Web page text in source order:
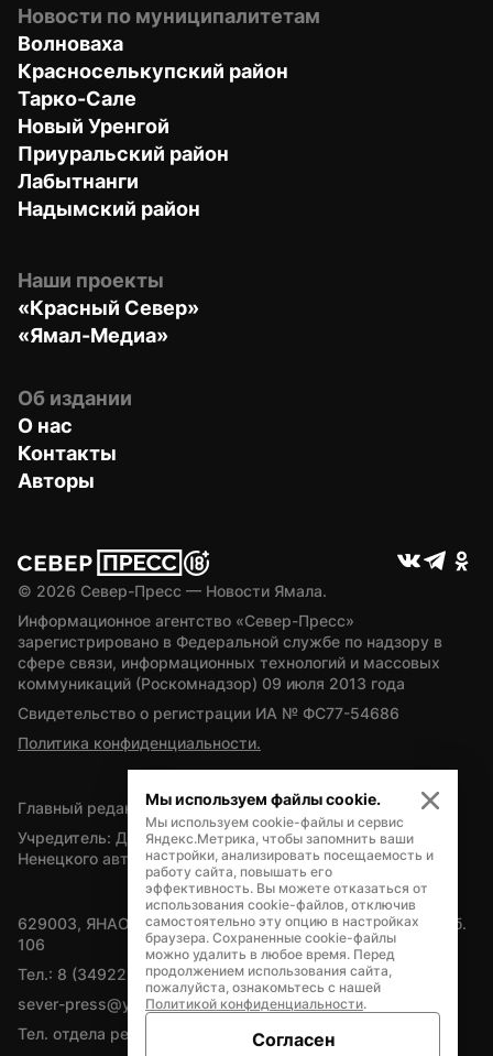
Новости по муниципалитетам
Волноваха
Красноселькупский район
Тарко-Сале
Новый Уренгой
Приуральский район
Лабытнанги
Надымский район
Наши проекты
«Красный Север»
«Ямал-Медиа»
Об издании
О нас
Контакты
Авторы
© 2026 Север-Пресс — Новости Ямала.
Информационное агентство «Север-Пресс»
зарегистрировано в Федеральной службе по надзору в
сфере связи, информационных технологий и массовых
коммуникаций (Роскомнадзор) 09 июля 2013 года
Свидетельство о регистрации ИА № ФС77-54686
Политика конфиденциальности.
Главный редактор — А.Л. Поздеев
Учредитель: Департамент внутренней политики Ямало-
Ненецкого автономного округа
629003, ЯНАО, Салехард, мкр. Богдана Кнунянца, д.1, каб.
106
Тел.: 8 (34922) 71262
sever-press@yamal-media.ru
Тел. отдела рекламы: 8 (34922) 42728
Мы используем файлы cookie.
Мы используем cookie-файлы и сервис
Яндекс.Метрика, чтобы запомнить ваши
настройки, анализировать посещаемость и
работу сайта, повышать его
эффективность. Вы можете отказаться от
использования cookie-файлов, отключив
самостоятельно эту опцию в настройках
браузера. Сохраненные cookie-файлы
можно удалить в любое время. Перед
продолжением использования сайта,
пожалуйста, ознакомьтесь с нашей
Политикой конфиденциальности.
Согласен